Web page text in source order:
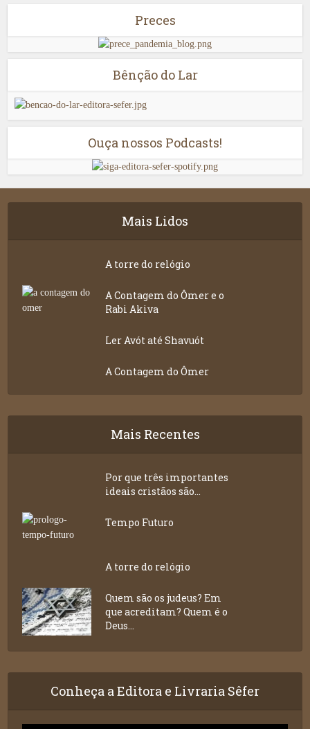
Preces
Bênção do Lar
Ouça nossos Podcasts!
Mais Lidos
A torre do relógio
A Contagem do Ômer e o
Rabi Akiva
Ler Avót até Shavuót
A Contagem do Ômer
Mais Recentes
Por que três importantes
ideais cristãos são...
Tempo Futuro
A torre do relógio
Quem são os judeus? Em
que acreditam? Quem é o
Deus...
Conheça a Editora e Livraria Sêfer